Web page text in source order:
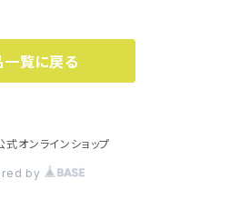
一覧に戻る
オンラインショップ
by